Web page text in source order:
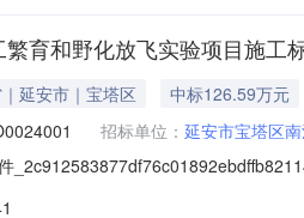
育和野化放飞实验项目施工
延安市｜宝塔区
中标126.59万元
招标单位： 延安市宝塔区